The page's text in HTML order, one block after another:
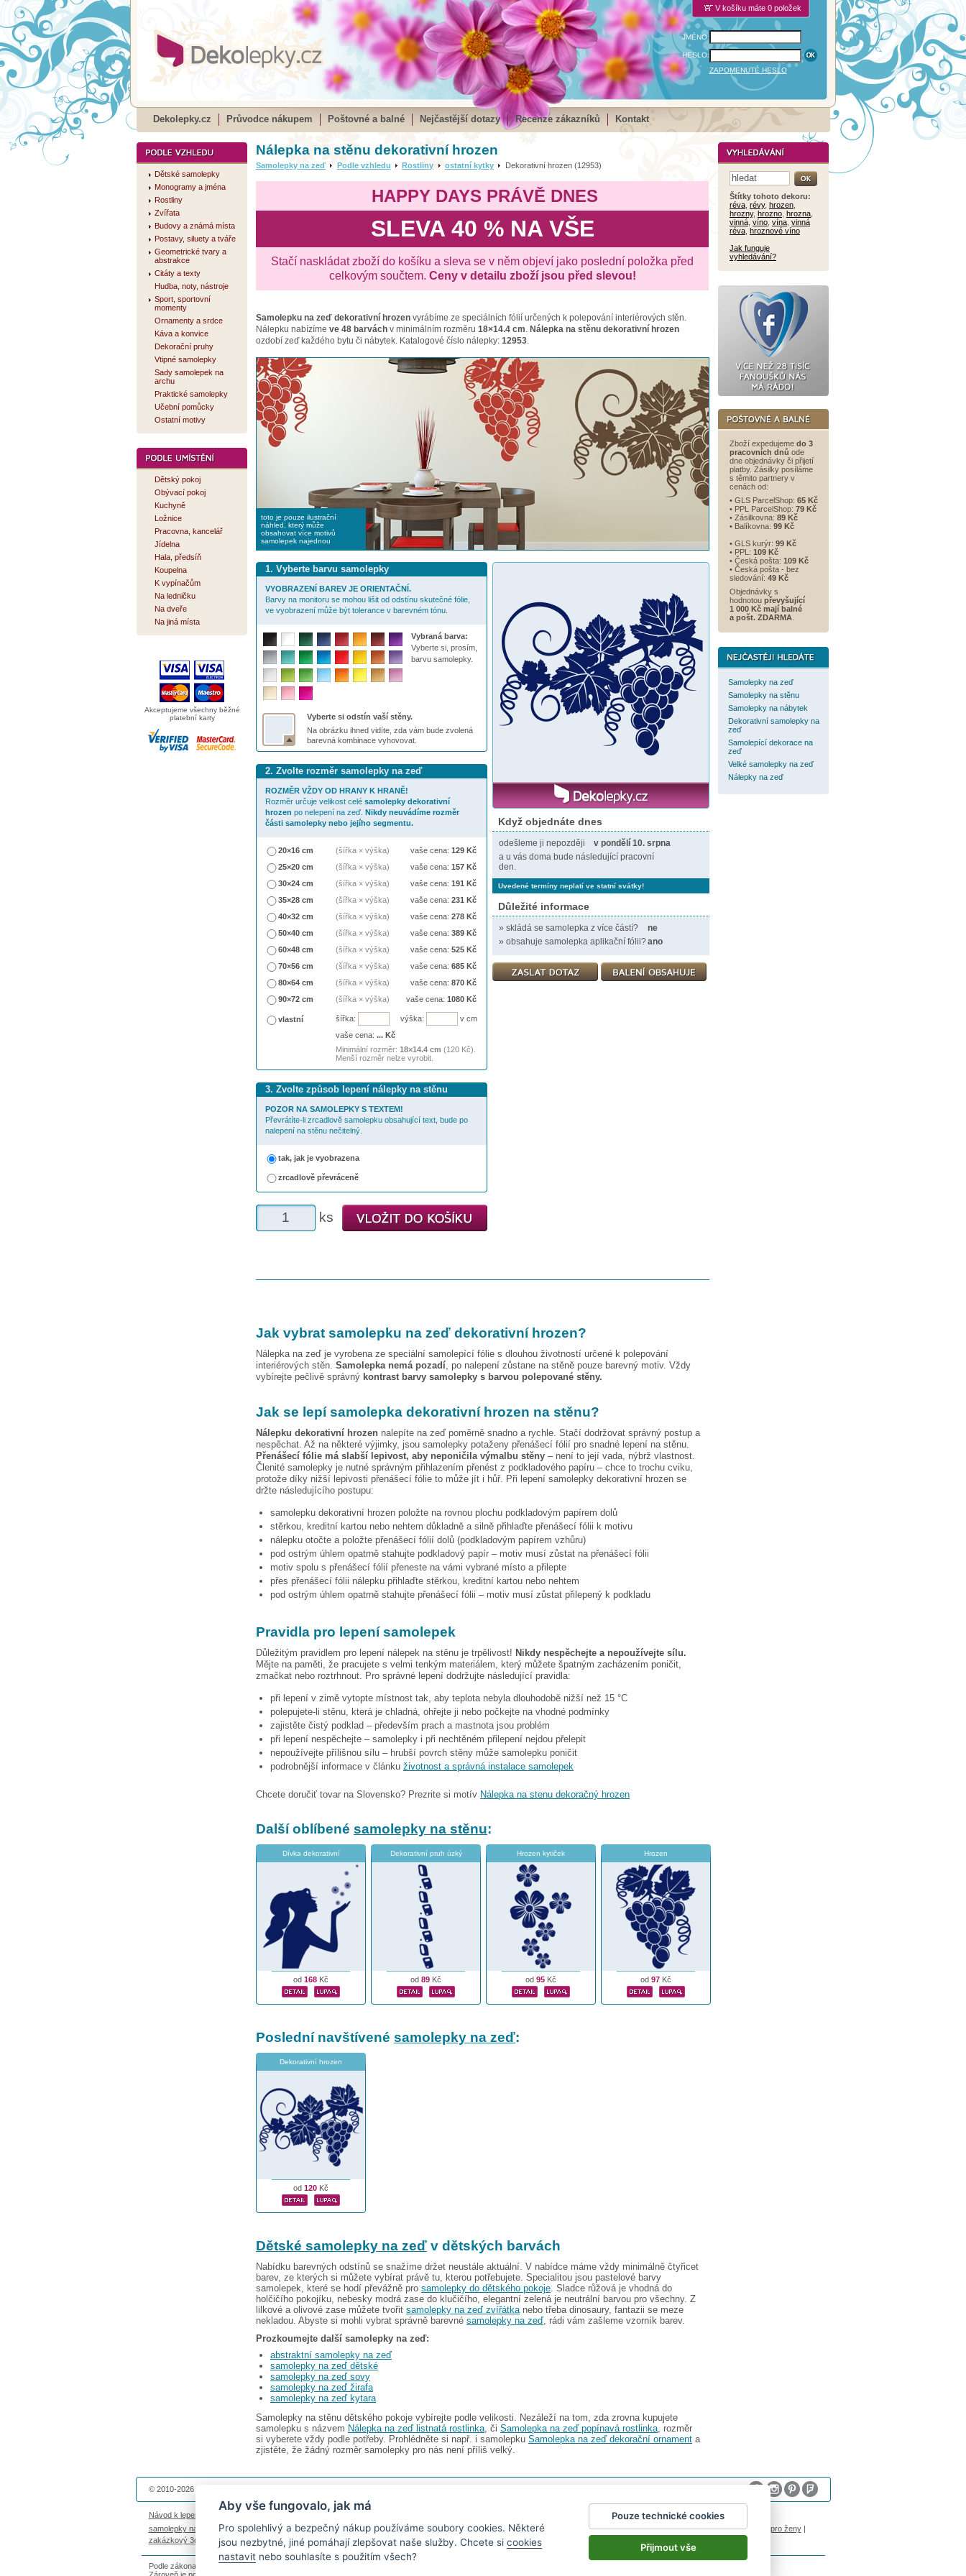
V košíku máte 0 položek
JMÉNO:
HESLO:
ZAPOMENUTÉ HESLO
Dekolepky.cz Průvodce nákupem Poštovné a balné Nejčastější dotazy Recenze zákazníků Kontakt
Dětské samolepky
Monogramy a jména
Rostliny
Zvířata
Budovy a známá místa
Postavy, siluety a tváře
Geometrické tvary a
abstrakce
Citáty a texty
Hudba, noty, nástroje
Sport, sportovní
momenty
Ornamenty a srdce
Káva a konvice
Dekorační pruhy
Vtipné samolepky
Sady samolepek na
archu
Praktické samolepky
Učební pomůcky
Ostatní motivy
Dětský pokoj
Obývací pokoj
Kuchyně
Ložnice
Pracovna, kancelář
Jídelna
Hala, předsíň
Koupelna
K vypínačům
Na ledničku
Na dveře
Na jiná místa
Akceptujeme všechny běžné
platební karty
Nálepka na stěnu dekorativní hrozen
Samolepky na zeď Podle vzhledu Rostliny ostatní kytky Dekorativní hrozen (12953)
HAPPY DAYS PRÁVĚ DNES
SLEVA 40 % NA VŠE
Stačí naskládat zboží do košíku a sleva se v něm objeví jako poslední položka před
celkovým součtem. Ceny v detailu zboží jsou před slevou!
Samolepku na zeď dekorativní hrozen vyrábíme ze speciálních fólií určených k polepování interiérových stěn.
Nálepku nabízíme ve 48 barvách v minimálním rozměru 18×14.4 cm. Nálepka na stěnu dekorativní hrozen
ozdobí zeď každého bytu či nábytek. Katalogové číslo nálepky: 12953.
toto je pouze ilustrační
náhled, který může
obsahovat více motivů
samolepek najednou
Když objednáte dnes
odešleme ji nepozději
v pondělí 10. srpna
a u vás doma bude následující pracovní
den.
Uvedené termíny neplatí ve statní svátky!
Důležité informace
» skládá se samolepka z více částí?
ne
» obsahuje samolepka aplikační fólii?ano
1. Vyberte barvu samolepky
VYOBRAZENÍ BAREV JE ORIENTAČNÍ.
Barvy na monitoru se mohou lišit od odstínu skutečné fólie,
ve vyobrazení může být tolerance v barevném tónu.
Vybraná barva:
Vyberte si, prosím,
barvu samolepky.
Vyberte si odstín vaší stěny.
Na obrázku ihned vidíte, zda vám bude zvolená
barevná kombinace vyhovovat.
2. Zvolte rozměr samolepky na zeď
ROZMĚR VŽDY OD HRANY K HRANĚ!
Rozměr určuje velikost celé samolepky dekorativní
hrozen po nelepení na zeď. Nikdy neuvádíme rozměr
části samolepky nebo jejího segmentu.
20×16 cm (šířka × výška) vaše cena: 129 Kč
25×20 cm
(šířka × výška) vaše cena: 157 Kč
30×24 cm
(šířka × výška) vaše cena: 191 Kč
35×28 cm
(šířka × výška) vaše cena: 231 Kč
40×32 cm
(šířka × výška) vaše cena: 278 Kč
50×40 cm
(šířka × výška) vaše cena: 389 Kč
60×48 cm
(šířka × výška) vaše cena: 525 Kč
70×56 cm
(šířka × výška) vaše cena: 685 Kč
80×64 cm
(šířka × výška) vaše cena: 870 Kč
90×72 cm
(šířka × výška) vaše cena: 1080 Kč
vlastní šířka: výška:
v cm
vaše cena: ... Kč
Minimální rozměr: 18×14.4 cm (120 Kč).
Menší rozměr nelze vyrobit.
3. Zvolte způsob lepení nálepky na stěnu
POZOR NA SAMOLEPKY S TEXTEM!
Převrátíte-li zrcadlově samolepku obsahující text, bude po
nalepení na stěnu nečitelný.
tak, jak je vyobrazena
zrcadlově převráceně
ks
Jak vybrat samolepku na zeď dekorativní hrozen?
Nálepka na zeď je vyrobena ze speciální samolepící fólie s dlouhou životností určené k polepování
interiérových stěn. Samolepka nemá pozadí, po nalepení zůstane na stěně pouze barevný motiv. Vždy
vybírejte pečlivě správný kontrast barvy samolepky s barvou polepované stěny.
Jak se lepí samolepka dekorativní hrozen na stěnu?
Nálepku dekorativní hrozen nalepíte na zeď poměrně snadno a rychle. Stačí dodržovat správný postup a
nespěchat. Až na některé výjimky, jsou samolepky potaženy přenášecí fólií pro snadné lepení na stěnu.
Přenášecí fólie má slabší lepivost, aby neponičila výmalbu stěny – není to její vada, nýbrž vlastnost.
Členité samolepky je nutné správným přihlazením přenést z podkladového papíru – chce to trochu cviku,
protože díky nižší lepivosti přenášecí fólie to může jít i hůř. Při lepení samolepky dekorativní hrozen se
držte následujícího postupu:
samolepku dekorativní hrozen položte na rovnou plochu podkladovým papírem dolů
stěrkou, kreditní kartou nebo nehtem důkladně a silně přihlaďte přenášecí fólii k motivu
nálepku otočte a položte přenášecí fólií dolů (podkladovým papírem vzhůru)
pod ostrým úhlem opatrně stahujte podkladový papír – motiv musí zůstat na přenášecí fólii
motiv spolu s přenášecí fólií přeneste na vámi vybrané místo a přilepte
přes přenášecí fólii nálepku přihlaďte stěrkou, kreditní kartou nebo nehtem
pod ostrým úhlem opatrně stahujte přenášecí fólii – motiv musí zůstat přilepený k podkladu
Pravidla pro lepení samolepek
Důležitým pravidlem pro lepení nálepek na stěnu je trpělivost! Nikdy nespěchejte a nepoužívejte sílu.
Mějte na paměti, že pracujete s velmi tenkým materiálem, který můžete špatným zacházením poničit,
zmačkat nebo roztrhnout. Pro správné lepení dodržujte následující pravidla:
při lepení v zimě vytopte místnost tak, aby teplota nebyla dlouhodobě nižší než 15 °C
polepujete-li stěnu, která je chladná, ohřejte ji nebo počkejte na vhodné podmínky
zajistěte čistý podklad – především prach a mastnota jsou problém
při lepení nespěchejte – samolepky i při nechtěném přilepení nejdou přelepit
nepoužívejte přílišnou sílu – hrubší povrch stěny může samolepku poničit
podrobnější informace v článku životnost a správná instalace samolepek
Chcete doručiť tovar na Slovensko? Prezrite si motív Nálepka na stenu dekoračný hrozen
Další oblíbené samolepky na stěnu:
Dívka dekorativní
od 168 Kč
Dekorativní pruh úzký
od 89 Kč
Hrozen kytiček
od 95 Kč
Hrozen
od 97 Kč
Poslední navštívené samolepky na zeď:
Dekorativní hrozen
od 120 Kč
Dětské samolepky na zeď v dětských barvách
Nabídku barevných odstínů se snažíme držet neustále aktuální. V nabídce máme vždy minimálně čtyřicet
barev, ze kterých si můžete vybírat právě tu, kterou potřebujete. Specialitou jsou pastelové barvy
samolepek, které se hodí převážně pro samolepky do dětského pokoje. Sladce růžová je vhodná do
holčičího pokojíku, nebesky modrá zase do klučičího, elegantní zelená je neutrální barvou pro všechny. Z
lilkové a olivové zase můžete tvořit samolepky na zeď zvířátkanebo třeba dinosaury, fantazii se meze
nekladou. Abyste si mohli vybrat správně barevné samolepky na zeď, rádi vám zašleme vzorník barev.
Prozkoumejte další samolepky na zeď:
abstraktní samolepky na zeď
samolepky na zeď dětské
samolepky na zeď sovy
samolepky na zeď žirafa
samolepky na zeď kytara
Samolepky na stěnu dětského pokoje vybírejte podle velikosti. Nezáleží na tom, zda zrovna kupujete
samolepku s názvem Nálepka na zeď listnatá rostlinka, či Samolepka na zeď popínavá rostlinka, rozměr
si vyberete vždy podle potřeby. Prohlédněte si např. i samolepku Samolepka na zeď dekorační ornament a
zjistěte, že žádný rozměr samolepky pro nás není příliš velký.
Štítky tohoto dekoru:
réva révy, hrozen
hrozny, hrozno hrozna
vinná víno vína vinná
réva hroznové víno
Jak funguje
vyhledávání?
Zboží expedujeme do 3
pracovních dnů ode
dne objednávky či přijetí
platby. Zásilky posíláme
s těmito partnery v
cenách od:
• GLS ParcelShop: 65 Kč
• PPL ParcelShop: 79 Kč
• Zásilkovna: 89 Kč
• Balíkovna: 99 Kč
• GLS kurýr: 99 Kč
• PPL: 109 Kč
• Česká pošta: 109 Kč
• Česká pošta - bez
sledování: 49 Kč
Objednávky s
hodnotou převyšující
1 000 Kč mají balné
a pošt. ZDARMA
Samolepky na zeď
Samolepky na stěnu
Samolepky na nábytek
Dekorativní samolepky na
zeď
Samolepící dekorace na
zeď
Velké samolepky na zeď
Nálepky na zeď
© 2010-2026 Dekolepky.cz provozuje
Návod k lepení Životnost samolepek na zeď Magazín |Impressum
samolepky na auto
|fotomagnetky na lednici|fotokalendáře|kühlschrank fotomagnete|foto magnesy na lodówkę samolepky dieťa v aute|logoprinty|nálepky na stenu| dárky pro ženy|
zakázkový 3d tisk
hodinový manžel česká lípa|živicové nálepky
Podle zákona o evidenci tržeb je prodávající povinen vystavit kupujícímu účtenku.
Aby vše fungovalo, jak má
Pro spolehlivý a bezpečný nákup používáme soubory cookies. Některé
jsou nezbytné, jiné pomáhají zlepšovat naše služby. Chcete si cookies
nastavit nebo souhlasíte s použitím všech?
Pouze technické cookies
Přijmout vše